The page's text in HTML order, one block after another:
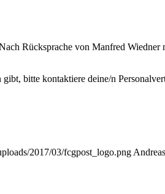
Rücksprache von Manfred
bitte kontaktiere deine/n
2017/03/fcgpost_logo.png